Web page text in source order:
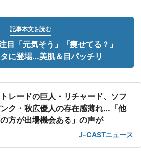
記事本文を読む
目「元気そう」「痩せてる？」
に登場...美肌＆目パッチリ
レードの巨人・リチャード、ソフ
ンク・秋広優人の存在感薄れ...「他
方が出場機会ある」の声が
J-CASTニュース